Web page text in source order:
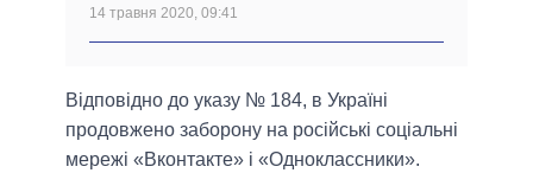
14 травня 2020, 09:41
Відповідно до указу № 184, в Україні
продовжено заборону на російські соціальні
мережі «Вконтакте» і «Одноклассники».